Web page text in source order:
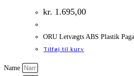
kr. 1.695,00
ORU Letvægts ABS Plastik
Tilføj til kurv
Name